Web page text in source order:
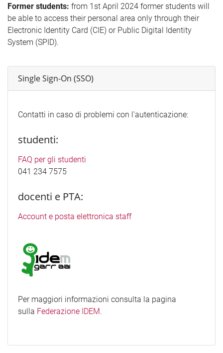
Former students: from 1st April 2024 former students will
be able to access their personal area only through their
Electronic Identity Card (CIE) or Public Digital Identity
System (SPID).
Single Sign-On (SSO)
Contatti in caso di problemi con l'autenticazione:
studenti:
FAQ per gli studenti
041 234 7575
docenti e PTA:
Account e posta elettronica staff
Per maggiori informazioni consulta la pagina
sulla Federazione IDEM.